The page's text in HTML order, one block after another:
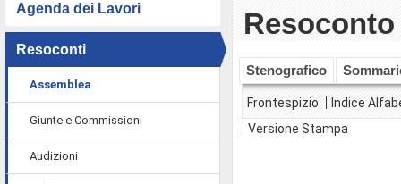
Agenda dei Lavori
Resoconti
Assemblea
Giunte e Commissioni
Audizioni
Stenografico
Frontespizio
Indice
Versione Stampa